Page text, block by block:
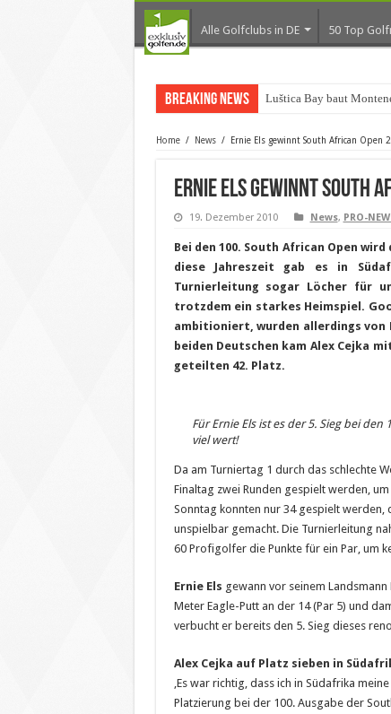
Alle Golfclubs in DE 50 Top
Breaking News Luštica Bay baut
Home / News / Ernie Els gewinnt South African Open
Ernie Els gewinnt South
19. Dezember 2010 News, PRO-
Bei den 100. South African Open
diese Jahreszeit gab es in
Turnierleitung sogar Löcher für
trotzdem ein starkes Heimspiel.
ambitioniert, wurden allerdings von
beiden Deutschen kam Alex Cejka
geteilten 42. Platz.
Für Ernie Els ist es der 5. Sieg bei
viel wert!
Da am Turniertag 1 durch das schlechte
Finaltag zwei Runden gespielt werden,
Sonntag konnten nur 34 gespielt
unspielbar gemacht. Die Turnierleitung
60 Profigolfer die Punkte für ein Par, um
Ernie Els gewann vor seinem Landsmann
Meter Eagle-Putt an der 14 (Par 5) und
verbucht er bereits den 5. Sieg dieses
Alex Cejka auf Platz sieben in
‚Es war richtig, dass ich in Südafrika
Platzierung bei der 100. Ausgabe der